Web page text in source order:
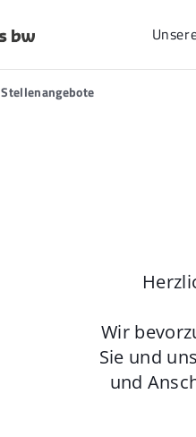
Stellenangebote
Wir
Sie und
und